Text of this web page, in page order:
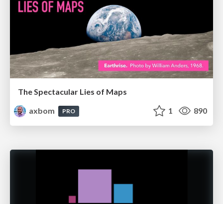
The Spectacular Lies of Maps
axbom
PRO 1 890